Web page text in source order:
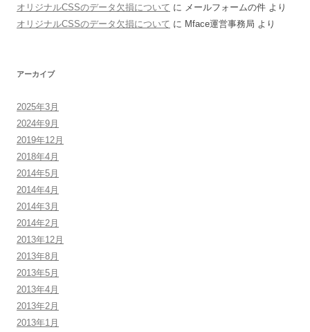
オリジナルCSSのデータ欠損について に メールフォームの件 より
オリジナルCSSのデータ欠損について に Mface運営事務局 より
アーカイブ
2025年3月
2024年9月
2019年12月
2018年4月
2014年5月
2014年4月
2014年3月
2014年2月
2013年12月
2013年8月
2013年5月
2013年4月
2013年2月
2013年1月